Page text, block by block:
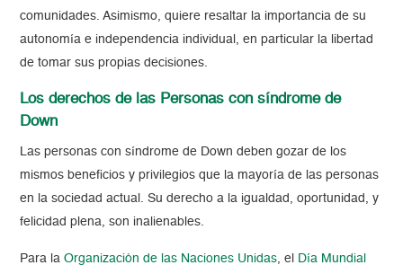
comunidades. Asimismo, quiere resaltar la importancia de su
autonomía e independencia individual, en particular la libertad
de tomar sus propias decisiones.
Los derechos de las Personas con síndrome de
Down
Las personas con síndrome de Down deben gozar de los
mismos beneficios y privilegios que la mayoría de las personas
en la sociedad actual. Su derecho a la igualdad, oportunidad, y
felicidad plena, son inalienables.
Para laOrganización de las Naciones Unidas, el
Día Mundial